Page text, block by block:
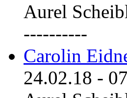
Aurel
----------
Carolin
24.02.18 -